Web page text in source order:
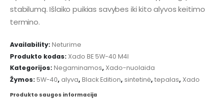
stabilumą. Išlaiko puikias savybes iki kito alyvos keitimo
termino.
Availability: Neturime
Produkto kodas: Xado BE 5W-40 M4l
Kategorijos: Negaminamos, Xado-nuolaida
Žymos: 5W-40, alyva, Black Edition, sintetinė, tepalas, Xado
Produkto saugos informacija